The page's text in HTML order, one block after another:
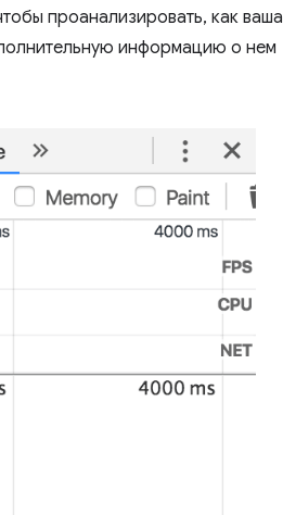
проанализировать, как ваша
информацию о нем